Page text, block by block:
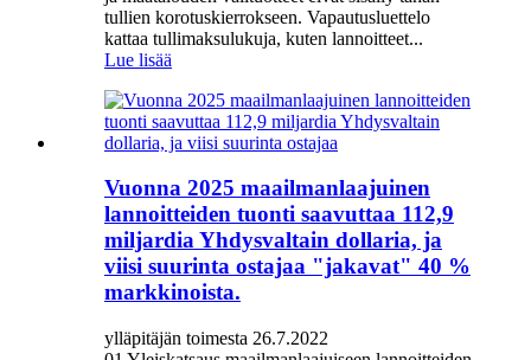
tullien korotuskierrokseen. Vapautusluettelo
kattaa tullimaksulukuja, kuten lannoitteet...
Lue lisää
Vuonna 2025 maailmanlaajuinen
lannoitteiden tuonti saavuttaa 112,9
miljardia Yhdysvaltain dollaria, ja
viisi suurinta ostajaa "jakavat" 40 %
markkinoista.
ylläpitäjän toimesta 26.7.2022